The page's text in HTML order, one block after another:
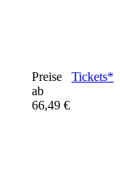
Preise
ab
66,49 €
Tickets*